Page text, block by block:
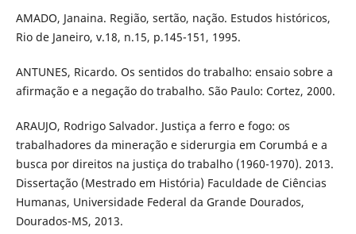
AMADO, Janaina. Região, sertão, nação. Estudos históricos,
Rio de Janeiro, v.18, n.15, p.145-151, 1995.
ANTUNES, Ricardo. Os sentidos do trabalho: ensaio sobre a
afirmação e a negação do trabalho. São Paulo: Cortez, 2000.
ARAUJO, Rodrigo Salvador. Justiça a ferro e fogo: os
trabalhadores da mineração e siderurgia em Corumbá e a
busca por direitos na justiça do trabalho (1960-1970). 2013.
Dissertação (Mestrado em História) Faculdade de Ciências
Humanas, Universidade Federal da Grande Dourados,
Dourados-MS, 2013.